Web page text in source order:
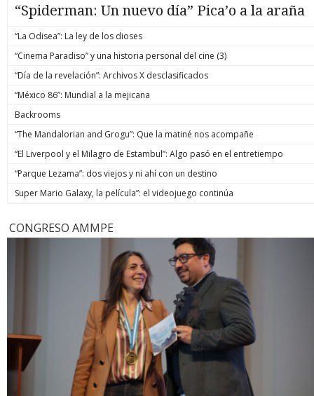
“Spiderman: Un nuevo día” Pica’o a la araña
“La Odisea”: La ley de los dioses
“Cinema Paradiso” y una historia personal del cine (3)
“Día de la revelación”: Archivos X desclasificados
“México 86”: Mundial a la mejicana
Backrooms
“The Mandalorian and Grogu”: Que la matiné nos acompañe
“El Liverpool y el Milagro de Estambul”: Algo pasó en el entretiempo
“Parque Lezama”: dos viejos y ni ahí con un destino
Super Mario Galaxy, la película”: el videojuego continúa
CONGRESO AMMPE